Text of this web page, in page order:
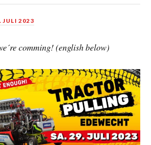
JULI 2023
comming! (english below)